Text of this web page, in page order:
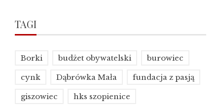
TAGI
Borki budżet obywatelski burowiec
cynk Dąbrówka Mała fundacja z pasją
giszowiec hks szopienice